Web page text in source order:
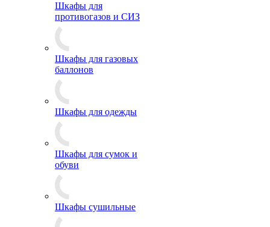
Шкафы для
противогазов и СИЗ
Шкафы для газовых
баллонов
Шкафы для одежды
Шкафы для сумок и
обуви
Шкафы сушильные